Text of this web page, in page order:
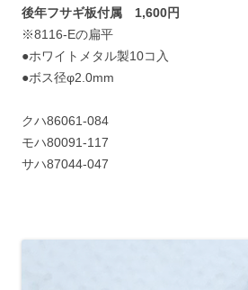
後年フサギ板付属 1,600円
※8116-Eの扁平
●ホワイトメタル製10コ入
●ボス径φ2.0mm
クハ86061-084
モハ80091-117
サハ87044-047